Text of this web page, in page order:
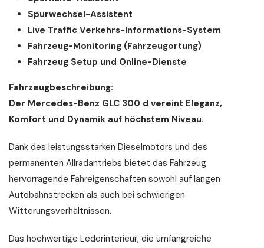
Spurwechsel-Assistent
Live Traffic Verkehrs-Informations-System
Fahrzeug-Monitoring (Fahrzeugortung)
Fahrzeug Setup und Online-Dienste
Fahrzeugbeschreibung:
Der Mercedes-Benz GLC 300 d vereint Eleganz,
Komfort und Dynamik auf höchstem Niveau.
Dank des leistungsstarken Dieselmotors und des
permanenten Allradantriebs bietet das Fahrzeug
hervorragende Fahreigenschaften sowohl auf langen
Autobahnstrecken als auch bei schwierigen
Witterungsverhältnissen.
Das hochwertige Lederinterieur, die umfangreiche